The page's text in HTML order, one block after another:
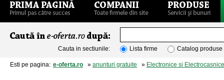
Cauta in sectiunile: Lista firme Catalog produse
Esti pe pagina: e-oferta.ro » anunturi gratuite » Electronice si Electrocasnice